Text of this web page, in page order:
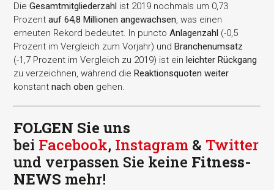
DieGesamtmitgliederzahl ist 2019 nochmals um 0,73
Prozentauf 64,8 Millionen angewachsen, was einen
erneuten Rekord bedeutet. In punctoAnlagenzahl (-0,5
Prozent im Vergleich zum Vorjahr) undBranchenumsatz
(-1,7 Prozent im Vergleich zu 2019) ist einleichter Rückgang
zu verzeichnen, während dieReaktionsquoten weiter
konstantnach oben gehen.
FOLGEN Sie uns
bei Facebook, Instagram & Twitter
und verpassen Sie keine Fitness-
NEWS mehr!